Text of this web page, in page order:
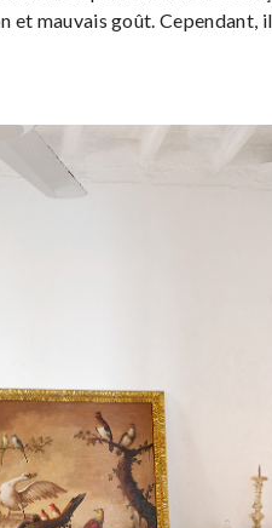
et mauvais goût. Cependant,